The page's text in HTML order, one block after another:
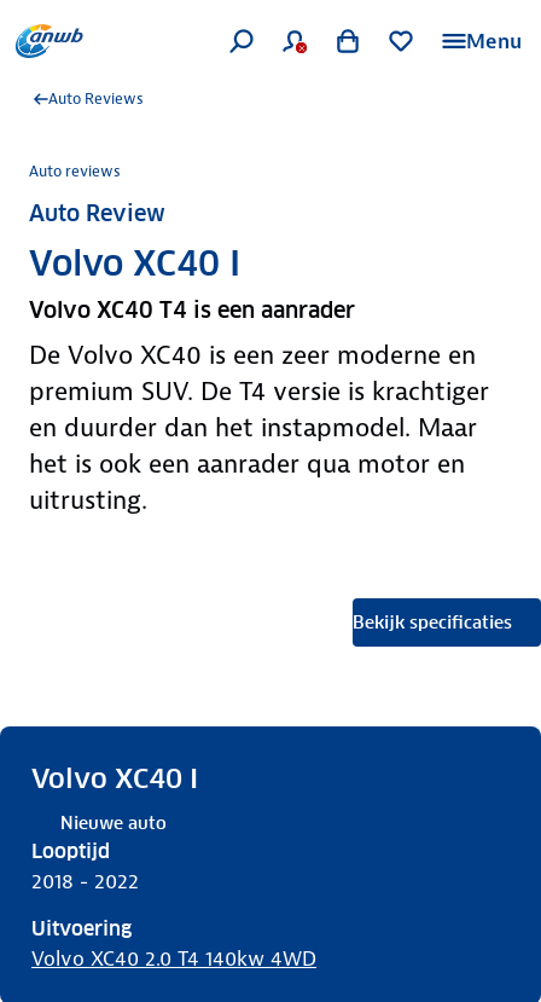
Menu
Auto Reviews
Auto reviews
Auto Review
Volvo XC40 I
Volvo XC40 T4 is een aanrader
De Volvo XC40 is een zeer moderne en
premium SUV. De T4 versie is krachtiger
en duurder dan het instapmodel. Maar
het is ook een aanrader qua motor en
uitrusting.
Bekijk specificaties
Volvo XC40 I
Nieuwe auto
Looptijd
2018 - 2022
Uitvoering
Volvo XC40 2.0 T4 140kw 4WD